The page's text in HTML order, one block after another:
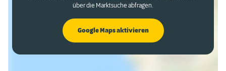
über die Marktsuche abfragen.
Google Maps aktivieren